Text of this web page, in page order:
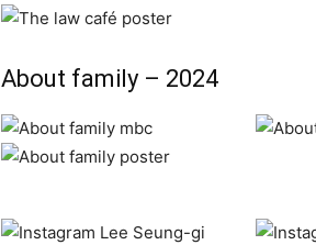
About family – 2024